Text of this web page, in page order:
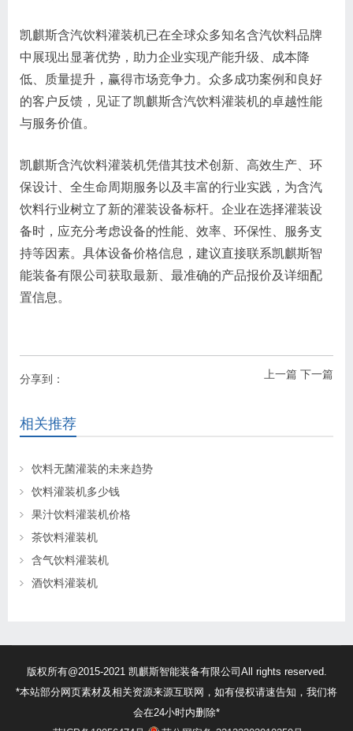
凯麒斯含汽饮料灌装机已在全球众多知名含汽饮料品牌
中展现出显著优势，助力企业实现产能升级、成本降
低、质量提升，赢得市场竞争力。众多成功案例和良好
的客户反馈，见证了凯麒斯含汽饮料灌装机的卓越性能
与服务价值。
凯麒斯含汽饮料灌装机凭借其技术创新、高效生产、环
保设计、全生命周期服务以及丰富的行业实践，为含汽
饮料行业树立了新的灌装设备标杆。企业在选择灌装设
备时，应充分考虑设备的性能、效率、环保性、服务支
持等因素。具体设备价格信息，建议直接联系凯麒斯智
能装备有限公司获取最新、最准确的产品报价及详细配
置信息。
上一篇 下一篇
分享到：
相关推荐
饮料无菌灌装的未来趋势
饮料灌装机多少钱
果汁饮料灌装机价格
茶饮料灌装机
含气饮料灌装机
酒饮料灌装机
版权所有@2015-2021 凯麒斯智能装备有限公司All rights reserved.
*本站部分网页素材及相关资源来源互联网，如有侵权请速告知，我们将
会在24小时内删除*